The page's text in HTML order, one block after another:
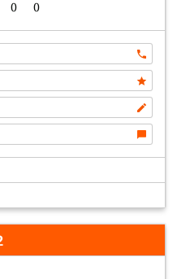
0 0